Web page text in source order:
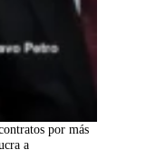
por más
a